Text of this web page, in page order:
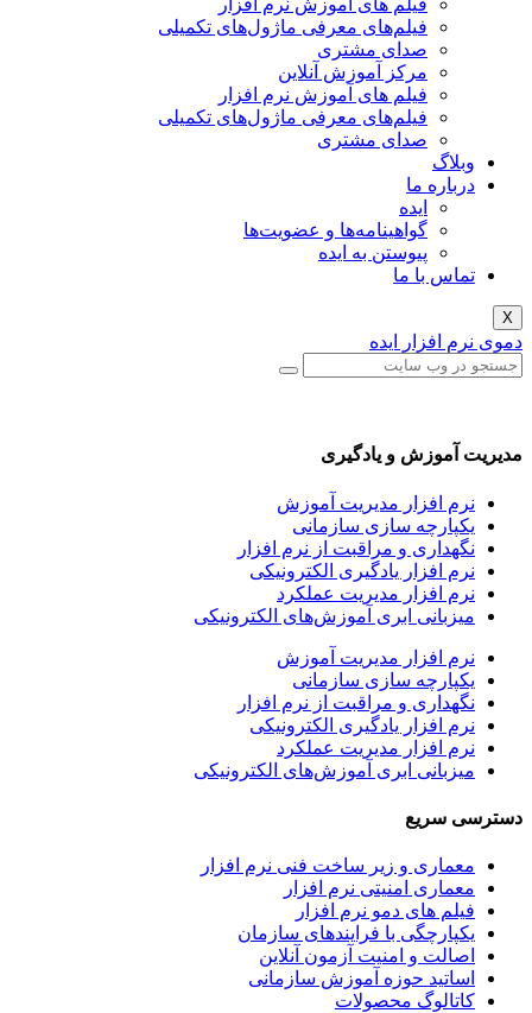
فیلم های آموزش نرم افزار
فیلم‌های معرفی ماژول‌های تکمیلی
صدای مشتری
مرکز آموزش آنلاین
فیلم های آموزش نرم افزار
فیلم‌های معرفی ماژول‌های تکمیلی
صدای مشتری
ما
گواهینامه‌ها و عضویت‌ها
پیوستن به ایده
با ما
ایده
و یادگیری
افزار مدیریت آموزش
سازی سازمانی
و مراقبت از نرم افزار
یادگیری الکترونیکی
مدیریت عملکرد
ابری آموزش‌های الکترونیکی
افزار مدیریت آموزش
سازی سازمانی
و مراقبت از نرم افزار
یادگیری الکترونیکی
مدیریت عملکرد
ابری آموزش‌های الکترونیکی
و زیر ساخت فنی نرم افزار
امنیتی نرم افزار
های دمو نرم افزار
با فرایندهای سازمان
و امنیت آزمون آنلاین
حوزه آموزش سازمانی
محصولات